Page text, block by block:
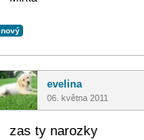
nový
evelina
06. května 2011
zas ty narozky